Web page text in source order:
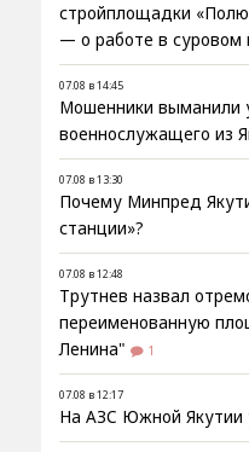
стройплощадки
— о работе в суровом
07.08 в 14:45
Мошенники выманили
военнослужащего из
07.08 в 13:30
Почему Минпред
станции»?
07.08 в 12:48
Трутнев назвал
переименованную
Ленина"
1
07.08 в 12:17
На АЗС Южной Якутии